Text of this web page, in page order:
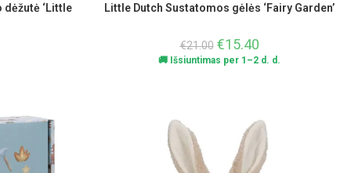
‘Little Little Dutch Sustatomos gėlės ‘Fairy Garden’
€21.00 €15.40
🚚 Išsiuntimas per 1–2 d. d.